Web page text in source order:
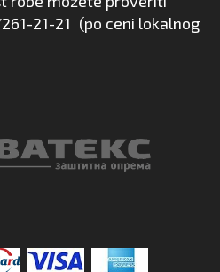
21-21 (po ceni lokalnog